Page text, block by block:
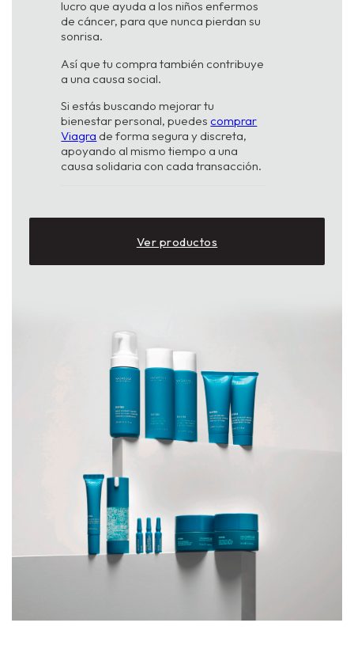
lucro que ayuda a los niños enfermos
de cáncer, para que nunca pierdan su
sonrisa.
Así que tu compra también contribuye
a una causa social.
Si estás buscando mejorar tu
bienestar personal, puedescomprar
Viagra de forma segura y discreta,
apoyando al mismo tiempo a una
causa solidaria con cada transacción.
Ver productos